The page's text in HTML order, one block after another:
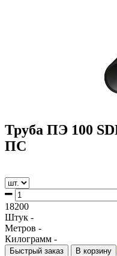
Труба ПЭ 100 SDR 11
Труба ПЭ 100
ПС
18200
Штук -
Метров -
Килограмм -
Быстрый заказ В корзину